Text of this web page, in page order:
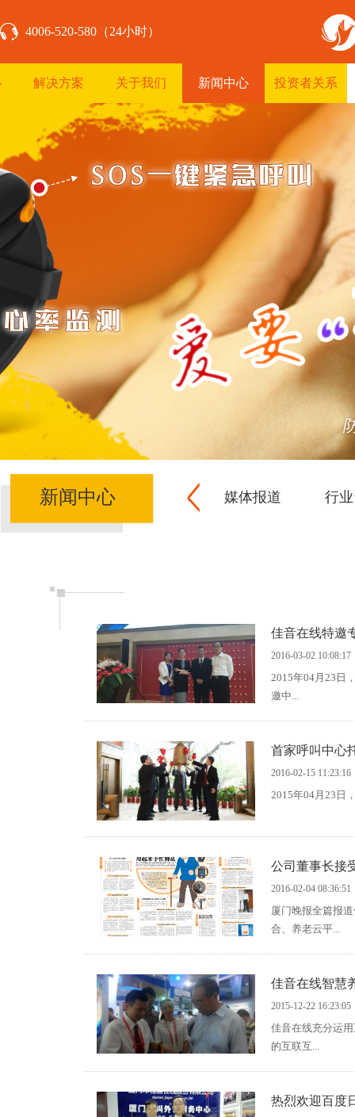
4006-520-580（24小时）
解决方案 关于我们 新闻中心 投资者关系
新闻中心 媒体报道 行
佳音在线特邀
2016-03-02 10:08:17
2015年04月23日
邀中...
首家呼叫中心
2016-02-15 11:23:16
2015年04月23日
公司董事长接
2016-02-04 08:36:51
厦门晚报全篇报
合、养老云平...
佳音在线智慧
2015-12-22 16:23:05
佳音在线充分运
的互联互...
热烈欢迎百度